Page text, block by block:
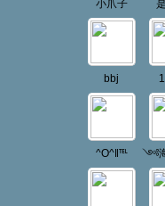
小爪子
bbj
^O^‖℡